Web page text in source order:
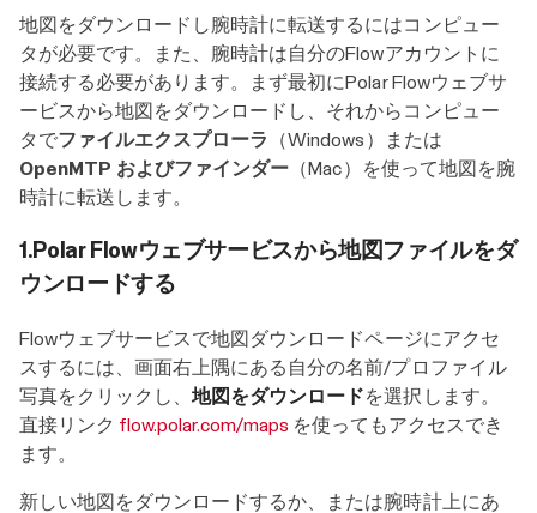
地図をダウンロードし腕時計に転送するにはコンピュー
タが必要です。また、腕時計は自分のFlowアカウントに
接続する必要があります。まず最初にPolar Flowウェブサ
ービスから地図をダウンロードし、それからコンピュー
タでファイルエクスプローラ
（Windows）または
OpenMTP およびファインダー （Mac）を使って地図を腕
時計に転送します。
1.Polar Flowウェブサービスから地図ファイルをダ
ウンロードする
Flowウェブサービスで地図ダウンロードページにアクセ
スするには、画面右上隅にある自分の名前/プロファイル
写真をクリックし、地図をダウンロードを選択します。
直接リンク flow.polar.com/maps を使ってもアクセスでき
ます。
新しい地図をダウンロードするか、または腕時計上にあ